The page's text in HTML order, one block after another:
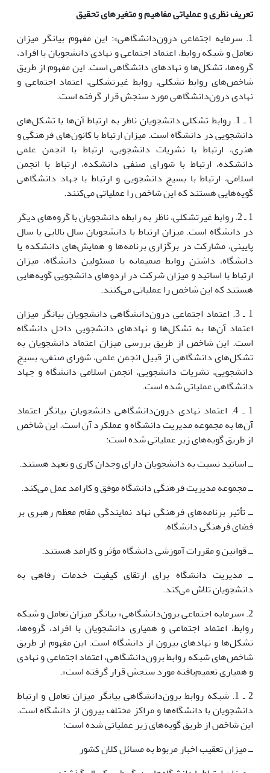
تعریف نظری و عملیاتی مفاهیم و متغیرهای تحقیق
1. سرمایه اجتماعی درون‌دانشگاهی»: این مفهوم بیانگر میزان
تعامل و شبکه روابط، اعتماد اجتماعی و نهادی دانشجویان با افراد،
گروه‌ها، تشکل‌ها و نهادهای دانشگاهی است. این مفهوم از طریق
شاخص‌های روابط تشکلی، روابط غیرتشکلی، اعتماد اجتماعی و
نهادی درون‌دانشگاهی مورد سنجش قرار گرفته است.
1 ـ 1. روابط تشکلی دانشجویان ناظر به ارتباط آن‌ها با تشکل‌های
دانشجویی در دانشگاه است. میزان ارتباط با کانون‌های فرهنگی و
هنری، ارتباط با نشریات دانشجویی، ارتباط با انجمن علمی
دانشکده، ارتباط با شورای صنفی دانشکده، ارتباط با انجمن
اسلامی، ارتباط با بسیج دانشجویی و ارتباط با جهاد دانشگاهی
گویه‌هایی هستند که این شاخص را عملیاتی می‌کنند.
1 ـ 2. روابط غیرتشکلی، ناظر به رابطه دانشجویان با گروه‌های دیگر
در دانشگاه است. میزان ارتباط با دانشجویان سال بالایی یا سال
پایینی، مشارکت در برگزاری برنامه‌ها و همایش‌های دانشکده یا
دانشگاه، داشتن روابط صمیمانه با مسئولین دانشگاه، میزان
ارتباط با اساتید و میزان شرکت در اردوهای دانشجویی گویه‌هایی
هستند که این شاخص را عملیاتی می‌کنند.
1 ـ 3. اعتماد اجتماعی درون‌دانشگاهی دانشجویان بیانگر میزان
اعتماد آن‌ها به تشکل‌ها و نهادهای دانشجویی داخل دانشگاه
است. این شاخص از طریق بررسی میزان اعتماد دانشجویان به
تشکل‌های دانشگاهی از قبیل انجمن علمی، شورای صنفی، بسیج
دانشجویی، نشریات دانشجویی، انجمن اسلامی دانشگاه و جهاد
دانشگاهی عملیاتی شده است.
1 ـ 4. اعتماد نهادی درون‌دانشگاهی دانشجویان بیانگر اعتماد
آن‌ها به مجموعه مدیریت دانشگاه و عملکرد آن است. این شاخص
از طریق گویه‌های زیر عملیاتی شده است:
ــ اساتید نسبت به دانشجویان دارای وجدان کاری و تعهد هستند.
ــ مجموعه مدیریت فرهنگی دانشگاه موفق و کارامد عمل می‌کند.
ــ تأثیر برنامه‌های فرهنگی نهاد نمایندگی مقام معظم رهبری بر
فضای فرهنگی دانشگاه.
ــ قوانین و مقررات آموزشی دانشگاه مؤثر و کارامد هستند.
ــ مدیریت دانشگاه برای ارتقای کیفیت خدمات رفاهی به
دانشجویان تلاش می‌کند.
2. «سرمایه اجتماعی برون‌دانشگاهی» بیانگر میزان تعامل و شبکه
روابط، اعتماد اجتماعی و همیاری دانشجویان با افراد، گروه‌ها،
تشکل‌ها و نهادهای بیرون از دانشگاه است. این مفهوم از طریق
شاخص‌های شبکه روابط برون‌دانشگاهی، اعتماد اجتماعی و نهادی
و همیاری تعمیم‌یافته مورد سنجش قرار گرفته است».
2 ـ 1. شبکه روابط برون‌دانشگاهی بیانگر میزان تعامل و ارتباط
دانشجویان با دانشگاه‌ها و مراکز مختلف بیرون از دانشگاه است.
این شاخص از طریق گویه‌های زیر عملیاتی شده است:
ــ میزان تعقیب اخبار مربوط به مسائل کلان کشور